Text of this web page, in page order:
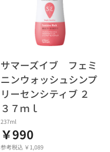
サマーズイブ フェミ
ニンウォッシュシンプ
リーセンシティブ ２
３７ｍｌ
237ml
￥990
参考税込 ￥1,089